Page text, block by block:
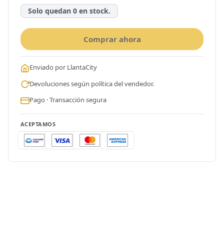
Solo quedan 0 en stock.
Comprar ahora
Enviado por LlantaCity
Devoluciones según política del vendedor.
Pago · Transacción segura
ACEPTAMOS